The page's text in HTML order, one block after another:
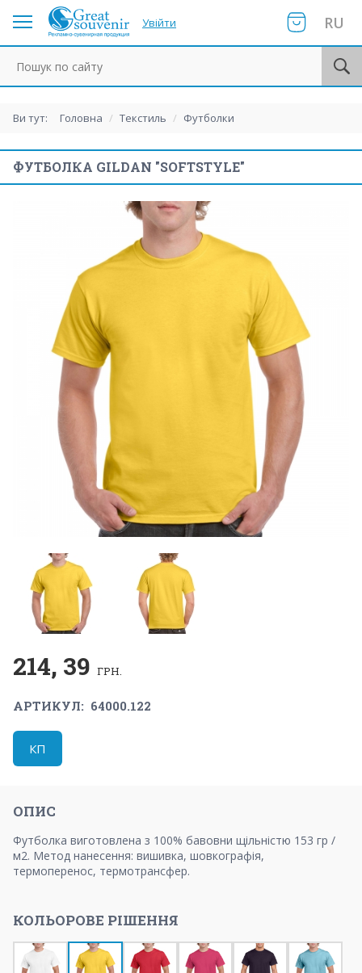
Увійти RU
Ви тут: Головна / Текстиль / Футболки
ФУТБОЛКА GILDAN "SOFTSTYLE"
214, 39 ГРН.
АРТИКУЛ: 64000.122
КП
ОПИС
Футболка виготовлена ​​з 100% бавовни щільністю 153 гр /
м2. Метод нанесення: вишивка, шовкографія,
термоперенос, термотрансфер.
КОЛЬОРОВЕ РІШЕННЯ